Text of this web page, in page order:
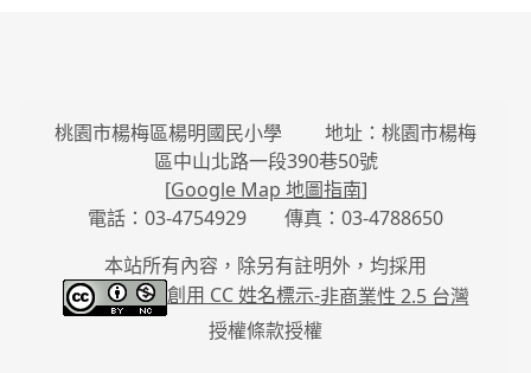
桃園市楊梅區楊明國民小學 地址：桃園市楊梅
區中山北路一段390巷50號
[Google Map 地圖指南]
電話：03-4754929 傳真：03-4788650
本站所有內容，除另有註明外，均採用
創用 CC 姓名標示-非商業性 2.5 台灣
授權條款授權